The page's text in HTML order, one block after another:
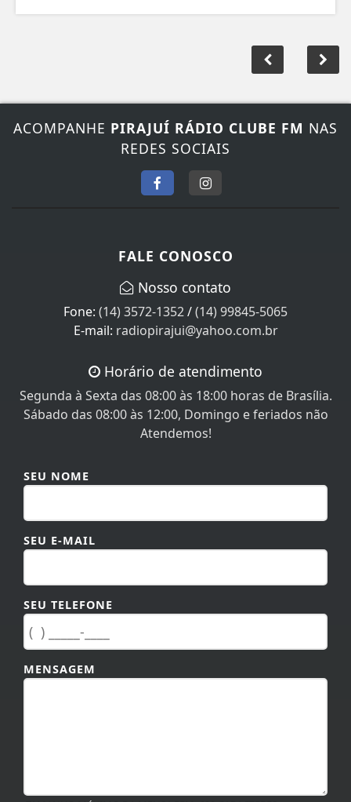
ACOMPANHE PIRAJUÍ RÁDIO CLUBE FM NAS
REDES SOCIAIS
FALE CONOSCO
Nosso contato
Fone: (14) 3572-1352/(14) 99845-5065
E-mail: radiopirajui@yahoo.com.br
Horário de atendimento
Segunda à Sexta das 08:00 às 18:00 horas de Brasília.
Sábado das 08:00 às 12:00, Domingo e feriados não
Atendemos!
SEU NOME
SEU E-MAIL
SEU TELEFONE
MENSAGEM